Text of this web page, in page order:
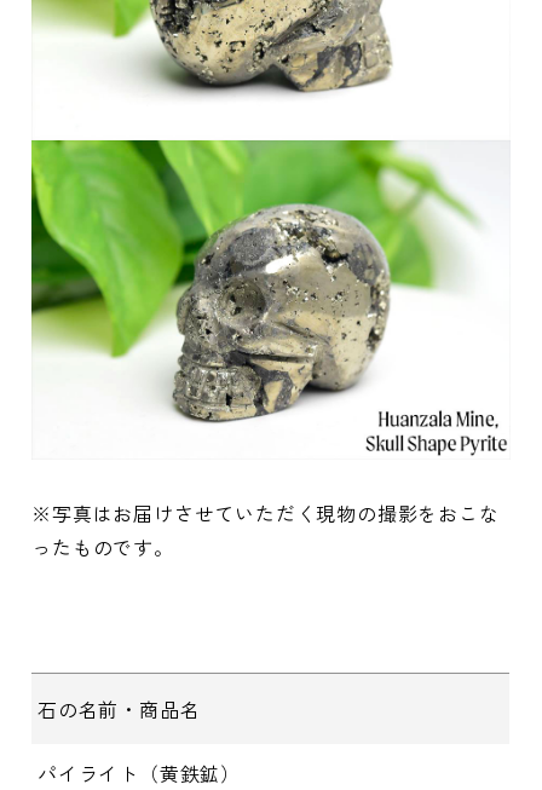
※写真はお届けさせていただく現物の撮影をおこな
ったものです。
石の名前・商品名
パイライト（黄鉄鉱）